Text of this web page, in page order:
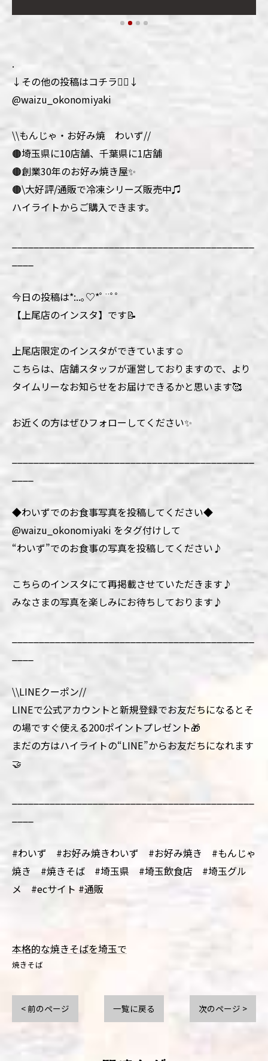
.
↓その他の投稿はコチラ💁‍♀️↓
@waizu_okonomiyaki
\\もんじゃ・お好み焼 わいず//
🟤埼玉県に10店舗、千葉県に1店舗
🟤創業30年のお好み焼き屋✨
🟤\大好評/通販で冷凍シリーズ販売中♫
ハイライトからご購入できます。
今日の投稿は*:..｡♡*ﾟ¨ﾟﾟ
【上尾店のインスタ】です📝
上尾店限定のインスタができています☺️
こちらは、店舗スタッフが運営しておりますので、より
タイムリーなお知らせをお届けできるかと思います🥰
お近くの方はぜひフォローしてください✨
◆わいずでのお食事写真を投稿してください◆
@waizu_okonomiyaki をタグ付けして
“わいず”でのお食事の写真を投稿してください♪
こちらのインスタにて再掲載させていただきます♪
みなさまの写真を楽しみにお待ちしております♪
\\LINEクーポン//
LINEで公式アカウントと新規登録でお友だちになるとそ
の場ですぐ使える200ポイントプレゼント🎁
まだの方はハイライトの“LINE”からお友だちになれます
🤝
_____________________________________________
#わいず #お好み焼きわいず #お好み焼き #もんじゃ
焼き #焼きそば #埼玉県 #埼玉飲食店 #埼玉グル
メ #ecサイト #通販
本格的な焼きそばを埼玉で
焼きそば
< 前のページ 一覧に戻る 次のページ >